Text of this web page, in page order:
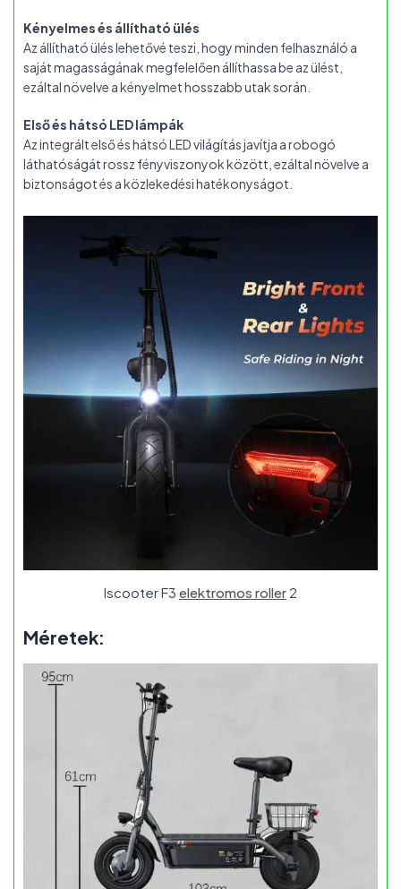
Kényelmes és állítható ülés
Az állítható ülés lehetővé teszi, hogy minden felhasználó a
saját magasságának megfelelően állíthassa be az ülést,
ezáltal növelve a kényelmet hosszabb utak során.
Első és hátsó LED lámpák
Az integrált első és hátsó LED világítás javítja a robogó
láthatóságát rossz fényviszonyok között, ezáltal növelve a
biztonságot és a közlekedési hatékonyságot.
Iscooter F3 elektromos roller 2
Méretek: